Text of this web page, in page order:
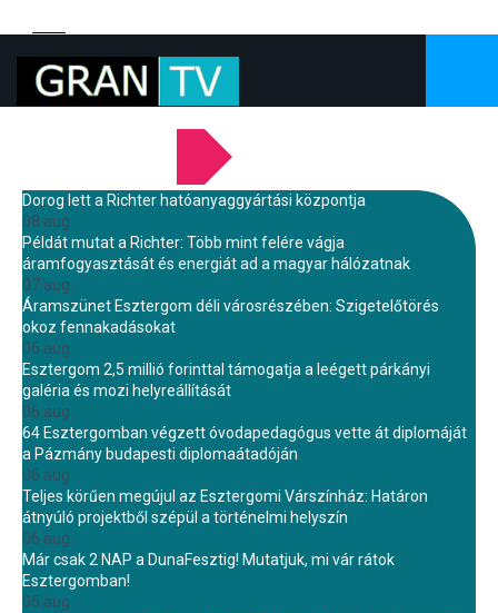
Dorog lett a Richter hatóanyaggyártási központja
08 aug.
Példát mutat a Richter: Több mint felére vágja
áramfogyasztását és energiát ad a magyar hálózatnak
07 aug.
Áramszünet Esztergom déli városrészében: Szigetelőtörés
okoz fennakadásokat
06 aug.
Esztergom 2,5 millió forinttal támogatja a leégett párkányi
galéria és mozi helyreállítását
06 aug.
64 Esztergomban végzett óvodapedagógus vette át diplomáját
a Pázmány budapesti diplomaátadóján
06 aug.
Teljes körűen megújul az Esztergomi Várszínház: Határon
átnyúló projektből szépül a történelmi helyszín
06 aug.
Már csak 2 NAP a DunaFesztig! Mutatjuk, mi vár rátok
Esztergomban!
05 aug.